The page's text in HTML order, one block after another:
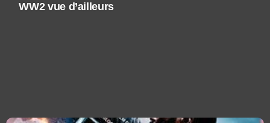
WW2 vue d’ailleurs